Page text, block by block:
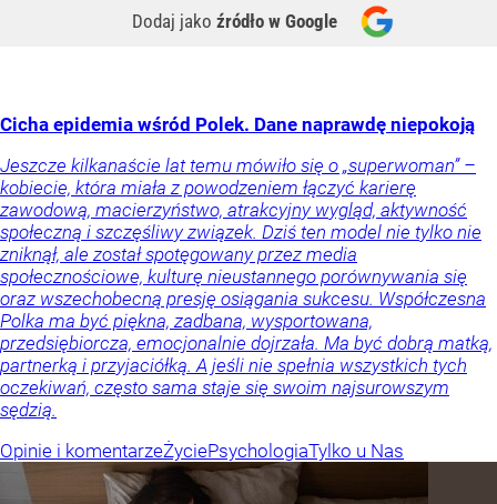
Dodaj jako źródło w Google
Cicha epidemia wśród Polek. Dane naprawdę niepokoją
Jeszcze kilkanaście lat temu mówiło się o „superwoman” –
kobiecie, która miała z powodzeniem łączyć karierę
zawodową, macierzyństwo, atrakcyjny wygląd, aktywność
społeczną i szczęśliwy związek. Dziś ten model nie tylko nie
zniknął, ale został spotęgowany przez media
społecznościowe, kulturę nieustannego porównywania się
oraz wszechobecną presję osiągania sukcesu. Współczesna
Polka ma być piękna, zadbana, wysportowana,
przedsiębiorcza, emocjonalnie dojrzała. Ma być dobrą matką,
partnerką i przyjaciółką. A jeśli nie spełnia wszystkich tych
oczekiwań, często sama staje się swoim najsurowszym
sędzią.
Opinie i komentarzeŻyciePsychologiaTylko u Nas